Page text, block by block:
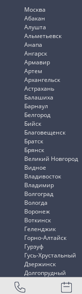
Москва
Абакан
Алушта
Альметьевск
Анапа
Ангарск
Армавир
Артем
Архангельск
Астрахань
Балашиха
Барнаул
Белгород
Бийск
Благовещенск
Братск
Брянск
Великий Новгород
Видное
Владивосток
Владимир
Волгоград
Вологда
Воронеж
Воткинск
Геленджик
Горно-Алтайск
Гурзуф
Гусь-Хрустальный
Дзержинск
Долгопрудный